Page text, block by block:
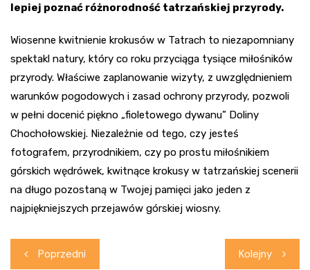
lepiej poznać różnorodność tatrzańskiej przyrody.
Wiosenne kwitnienie krokusów w Tatrach to niezapomniany
spektakl natury, który co roku przyciąga tysiące miłośników
przyrody. Właściwe zaplanowanie wizyty, z uwzględnieniem
warunków pogodowych i zasad ochrony przyrody, pozwoli
w pełni docenić piękno „fioletowego dywanu” Doliny
Chochołowskiej. Niezależnie od tego, czy jesteś
fotografem, przyrodnikiem, czy po prostu miłośnikiem
górskich wędrówek, kwitnące krokusy w tatrzańskiej scenerii
na długo pozostaną w Twojej pamięci jako jeden z
najpiękniejszych przejawów górskiej wiosny.
Nawigacja
Poprzedni Kolejny